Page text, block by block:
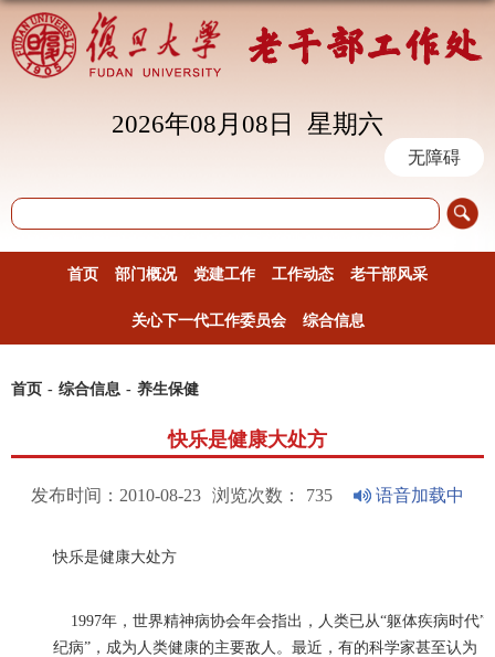
无障碍
2026年08月08日 星期六
首页 部门概况 党建工作 工作动态 老干部风采
关心下一代工作委员会 综合信息
首页 - 综合信息 - 养生保健
快乐是健康大处方
发布时间：2010-08-23 浏览次数： 735 语音加载中
快乐是健康大处方
1997年，世界精神病协会年会指出，人类已从“躯体疾病时代”
纪病”，成为人类健康的主要敌人。最近，有的科学家甚至认为